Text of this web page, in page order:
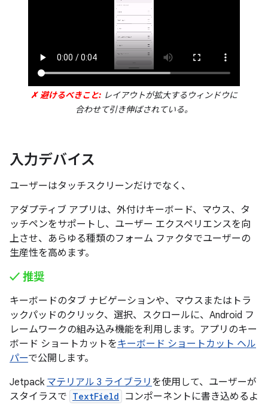
✗ 避けるべきこと: レイアウトが拡大するウィンドウに
合わせて引き伸ばされている。
入力デバイス
ユーザーはタッチスクリーンだけでなく、
アダプティブ アプリは、外付けキーボード、マウス、タ
ッチペンをサポートし、ユーザー エクスペリエンスを向
上させ、あらゆる種類のフォーム ファクタでユーザーの
生産性を高めます。
✓ 推奨
キーボードのタブ ナビゲーションや、マウスまたはトラ
ックパッドのクリック、選択、スクロールに、Android フ
レームワークの組み込み機能を利用します。アプリのキー
ボード ショートカットをキーボード ショートカット ヘル
パーで公開します。
Jetpack マテリアル 3 ライブラリ を使用して、ユーザーが
スタイラスで TextField
コンポーネントに書き込めるよ